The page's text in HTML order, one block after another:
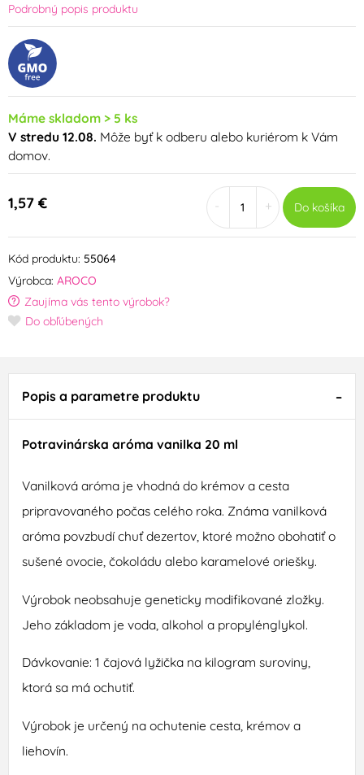
Podrobný popis produktu
Máme skladom > 5 ks
V stredu 12.08. Môže byť k odberu alebo kuriérom k Vám
domov.
1,57 € + Do košíka
Kód produktu: 55064
Výrobca: AROCO
Zaujíma vás tento výrobok?
Do obľúbených
Popis a parametre produktu
Potravinárska aróma vanilka 20 ml
Vanilková aróma je vhodná do krémov a cesta
pripravovaného počas celého roka. Známa vanilková
aróma povzbudí chuť dezertov, ktoré možno obohatiť o
sušené ovocie, čokoládu alebo karamelové oriešky.
Výrobok neobsahuje geneticky modifikované zložky.
Jeho základom je voda, alkohol a propylénglykol.
Dávkovanie: 1 čajová lyžička na kilogram suroviny,
ktorá sa má ochutiť.
Výrobok je určený na ochutenie cesta, krémov a
liehovín.